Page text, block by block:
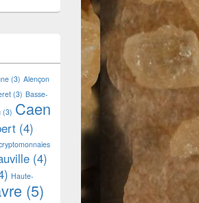
(3) Alençon
(3) Basse-
(3) Caen
(4)
(4)
Haute-
(5)